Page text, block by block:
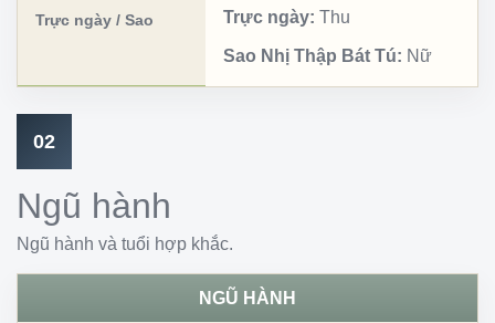
Trực ngày / Sao Trực ngày: Thu
Sao Nhị Thập Bát Tú: Nữ
02
Ngũ hành
Ngũ hành và tuổi hợp khắc.
NGŨ HÀNH